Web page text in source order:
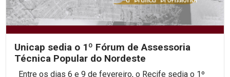
Unicap sedia o 1º Fórum de Assessoria
Técnica Popular do Nordeste